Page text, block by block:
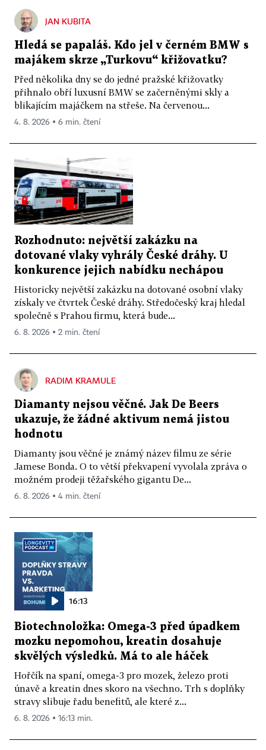
JAN KUBITA
Hledá se papaláš. Kdo jel v černém BMW s
majákem skrze „Turkovu“ křižovatku?
Před několika dny se do jedné pražské křižovatky
přihnalo obří luxusní BMW se začerněnými skly a
blikajícím majáčkem na střeše. Na červenou...
4. 8. 2026 ▪ 6 min. čtení
Rozhodnuto: největší zakázku na
dotované vlaky vyhrály České dráhy. U
konkurence jejich nabídku nechápou
Historicky největší zakázku na dotované osobní vlaky
získaly ve čtvrtek České dráhy. Středočeský kraj hledal
společně s Prahou firmu, která bude...
6. 8. 2026 ▪ 2 min. čtení
RADIM KRAMULE
Diamanty nejsou věčné. Jak De Beers
ukazuje, že žádné aktivum nemá jistou
hodnotu
Diamanty jsou věčné je známý název filmu ze série
Jamese Bonda. O to větší překvapení vyvolala zpráva o
možném prodeji těžařského gigantu De...
6. 8. 2026 ▪ 4 min. čtení
16:13
Biotechnoložka: Omega-3 před úpadkem
mozku nepomohou, kreatin dosahuje
skvělých výsledků. Má to ale háček
Hořčík na spaní, omega-3 pro mozek, železo proti
únavě a kreatin dnes skoro na všechno. Trh s doplňky
stravy slibuje řadu benefitů, ale které z...
6. 8. 2026 ▪ 16:13 min.